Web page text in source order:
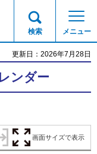
検索 メニュー
更新日：2026年7月28日
ンダー
画面サイズで表示